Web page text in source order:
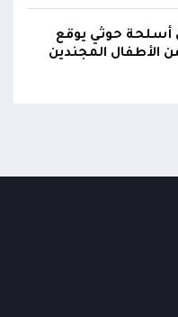
وإنهاء الانقلاب
أسلحة حوثي يوقع
الأطفال المجندين